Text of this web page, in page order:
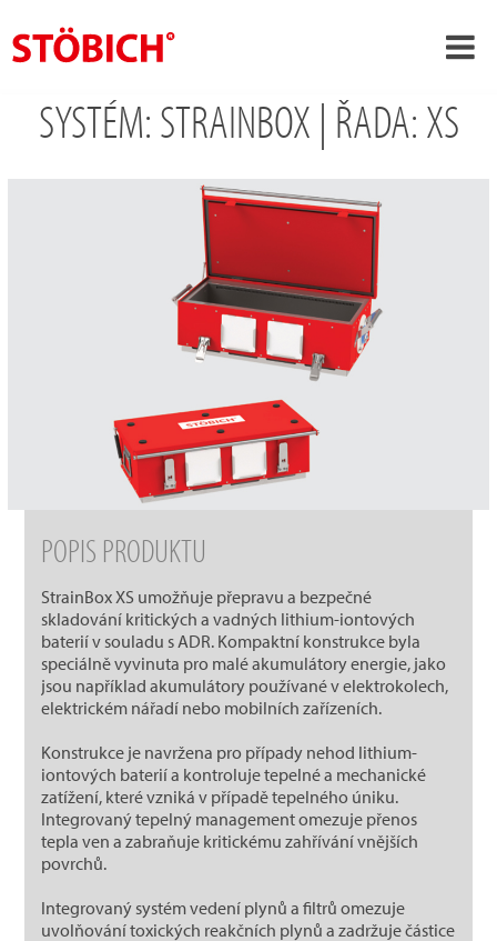
CS
SYSTÉM: STRAINBOX | ŘADA: XS
POPIS PRODUKTU
StrainBox XS umožňuje přepravu a bezpečné
skladování kritických a vadných lithium-iontových
baterií v souladu s ADR. Kompaktní konstrukce byla
speciálně vyvinuta pro malé akumulátory energie, jako
jsou například akumulátory používané v elektrokolech,
elektrickém nářadí nebo mobilních zařízeních.
Konstrukce je navržena pro případy nehod lithium-
iontových baterií a kontroluje tepelné a mechanické
zatížení, které vzniká v případě tepelného úniku.
Integrovaný tepelný management omezuje přenos
tepla ven a zabraňuje kritickému zahřívání vnějších
povrchů.
Integrovaný systém vedení plynů a filtrů omezuje
uvolňování toxických reakčních plynů a zadržuje částice